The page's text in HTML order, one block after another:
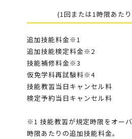
(1回または1時限あた
追加技能料金※1
追加技能検定料金※2
技能補修料金※3
仮免学科再試験料※4
技能教習当日キャンセル料
検定予約当日キャンセル料
※1 技能教習が規定時限をオー
時限あたりの追加技能料金。